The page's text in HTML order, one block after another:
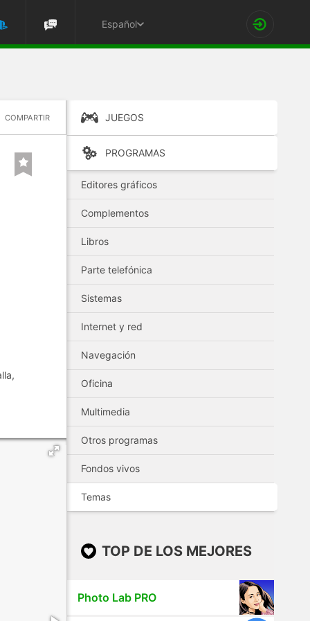
Español
COMPARTIR JUEGOS
PROGRAMAS
Editores gráficos
Complementos
Libros
Parte telefónica
Sistemas
Internet y red
Navegación
Oficina
Multimedia
Otros programas
Fondos vivos
Temas
TOP DE LOS MEJORES
Photo Lab PRO